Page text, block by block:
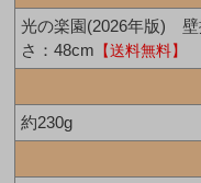
光の楽園(2026年版)
さ：48cm 【送料無料】
約230g